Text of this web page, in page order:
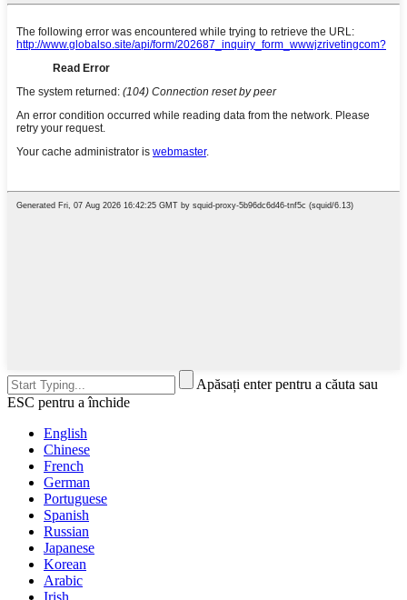
Apăsați enter pentru a căuta sau
ESC pentru a închide
English
Chinese
French
German
Portuguese
Spanish
Russian
Japanese
Korean
Arabic
Irish